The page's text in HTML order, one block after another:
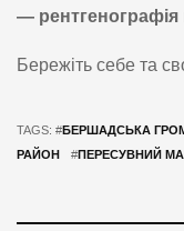
— рентгенографія
Бережіть себе та
TAGS: #БЕРШАДСЬКА
РАЙОН
#ПЕРЕСУВНИЙ